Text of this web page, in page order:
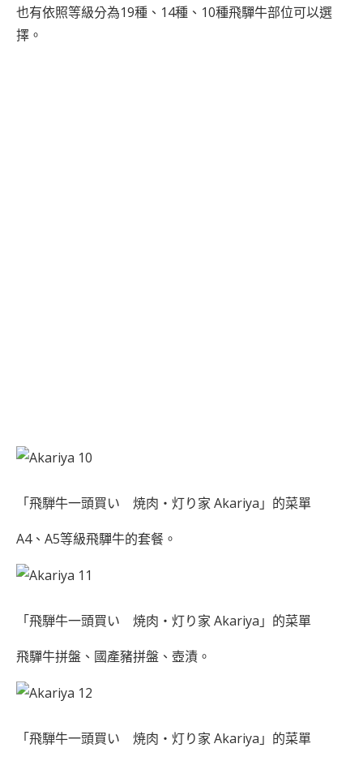
也有依照等級分為19種、14種、10種飛驒牛部位可以選
擇。
「飛騨牛一頭買い 焼肉・灯り家 Akariya」的菜單
A4、A5等級飛驒牛的套餐。
「飛騨牛一頭買い 焼肉・灯り家 Akariya」的菜單
飛驒牛拼盤、國產豬拼盤、壺漬。
「飛騨牛一頭買い 焼肉・灯り家 Akariya」的菜單